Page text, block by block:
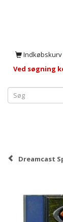
Indkøbskurv
Ved søgning
Dreamcast